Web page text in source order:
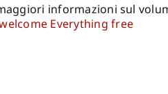
informazioni sul
Everything free